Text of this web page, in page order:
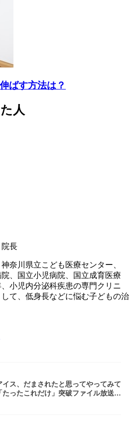
ばす方法は？
人
長
奈川県立こども医療センター、
、国立小児病院、国立成育医療
小児内分泌科疾患の専門クリニ
て、低身長などに悩む子どもの治
イス、だまされたと思ってやってみて
「たったこれだけ」突破ファイル放送で